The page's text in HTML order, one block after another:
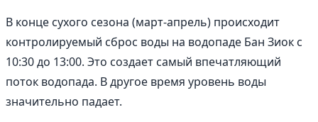
В конце сухого сезона (март-апрель) происходит
контролируемый сброс воды на водопаде Бан Зиок с
10:30 до 13:00. Это создает самый впечатляющий
поток водопада. В другое время уровень воды
значительно падает.